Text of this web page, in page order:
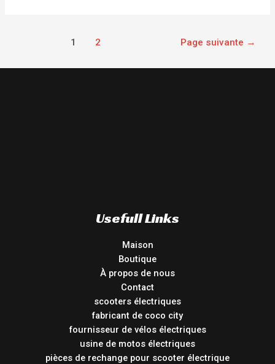
1 2 Page suivante →
Usefull Links
Maison
Boutique
À propos de nous
Contact
scooters électriques
fabricant de coco city
fournisseur de vélos électriques
usine de motos électriques
pièces de rechange pour scooter électrique